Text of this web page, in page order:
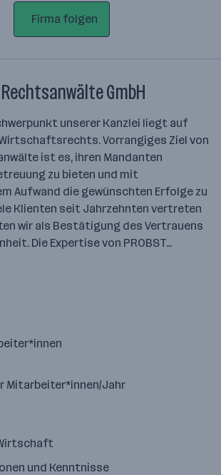
Firma folgen
Rechtsanwälte GmbH
unserer Kanzlei liegt auf
Vorrangiges Ziel von
ist es, ihren Mandanten
zu bieten und mit
Aufwand die gewünschten Erfolge zu
Klienten seit Jahrzehnten vertreten
wir als Bestätigung des Vertrauens
Die Expertise von PROBST…
Mitarbeiter*innen/Jahr
und Kenntnisse